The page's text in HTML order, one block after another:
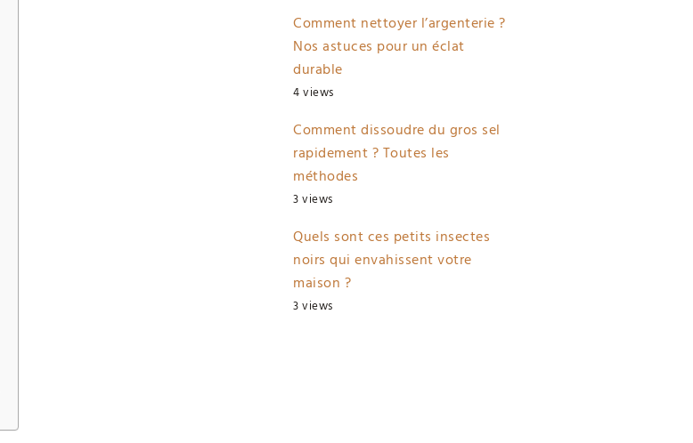
Comment nettoyer l’argenterie ?
Nos astuces pour un éclat
durable
4 views
Comment dissoudre du gros sel
rapidement ? Toutes les
méthodes
3 views
Quels sont ces petits insectes
noirs qui envahissent votre
maison ?
3 views